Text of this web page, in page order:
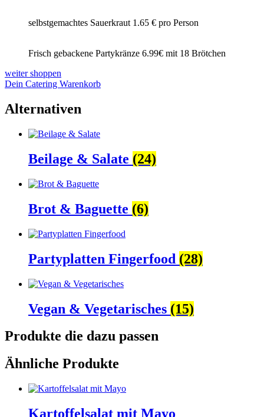
selbstgemachtes Sauerkraut 1.65 € pro Person
Frisch gebackene Partykränze 6.99€ mit 18 Brötchen
weiter shoppen
Dein Catering Warenkorb
Alternativen
Beilage & Salate (24)
Brot & Baguette (6)
Partyplatten Fingerfood (28)
Vegan & Vegetarisches (15)
Produkte die dazu passen
Ähnliche Produkte
Kartoffelsalat mit Mayo